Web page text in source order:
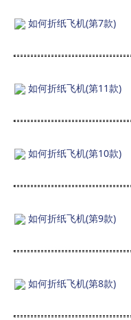
如何折纸飞机(第7款)
如何折纸飞机(第11款)
如何折纸飞机(第10款)
如何折纸飞机(第9款)
如何折纸飞机(第8款)